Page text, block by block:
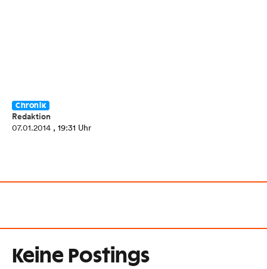
Chronik
Redaktion
07.01.2014 , 19:31 Uhr
Keine Postings